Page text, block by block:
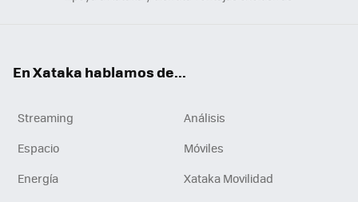
En Xataka hablamos de...
Streaming
Análisis
Espacio
Móviles
Energía
Xataka Movilidad